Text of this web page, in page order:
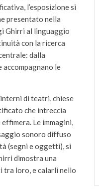
l’esposizione si
presentato nella
Ghirri al linguaggio
con la ricerca
dalla
accompagnano le
di teatri, chiese
che intreccia
Le immagini,
sonoro diffuso
(segni e oggetti), si
dimostra una
tra loro, e calarli nello